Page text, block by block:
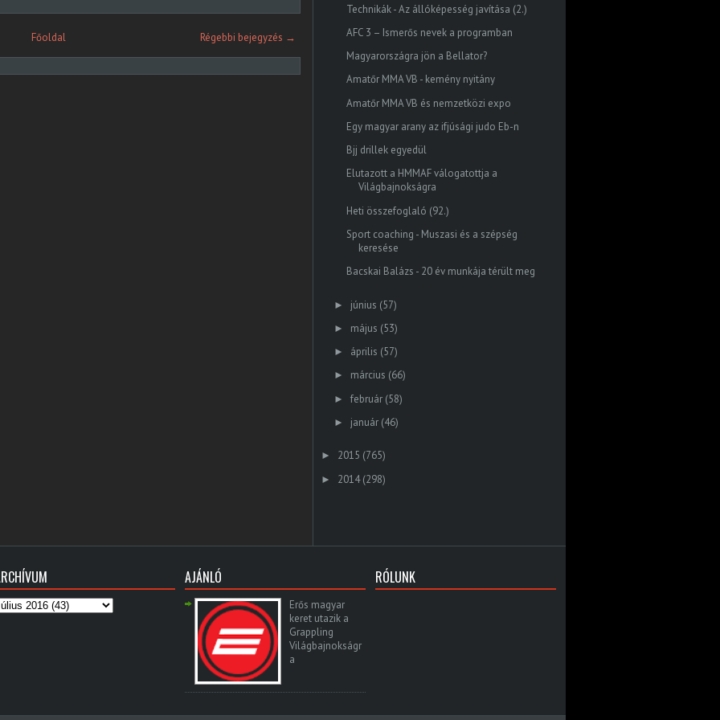
Régebbi bejegyzés →
Főoldal
Technikák - Az állóképesség javítása (2.)
AFC 3 – Ismerős nevek a programban
Magyarországra jön a Bellator?
Amatőr MMA VB - kemény nyitány
Amatőr MMA VB és nemzetközi expo
Egy magyar arany az ifjúsági judo Eb-n
Bjj drillek egyedül
Elutazott a HMMAF válogatottja a
Világbajnokságra
Heti összefoglaló (92.)
Sport coaching - Muszasi és a szépség
keresése
Bacskai Balázs - 20 év munkája térült meg
► június (57)
► május (53)
► április (57)
► március (66)
► február (58)
► január (46)
► 2015 (765)
► 2014 (298)
AJÁNLÓ
Erős magyar
keret utazik a
Grappling
Világbajnokságr
a
RÓLUNK